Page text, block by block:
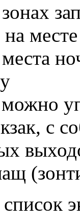
месте
с